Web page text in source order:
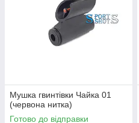
Мушка гвинтівки Чайка 01
(червона нитка)
Готово до відправки